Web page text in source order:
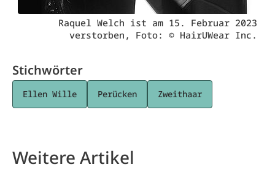
Raquel Welch ist am 15. Februar 2023
verstorben, Foto: © HairUWear Inc.
Stichwörter
Ellen Wille Perücken Zweithaar
Weitere Artikel